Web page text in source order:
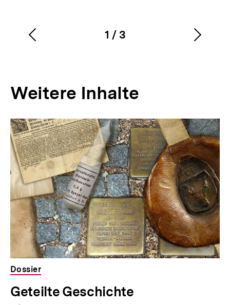
Karussellinhalt
1
von
/ 3
Vorherigen
Weitere Inhalte
Dossier
Geteilte Geschichte